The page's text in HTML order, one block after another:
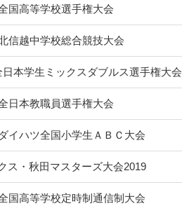
国高等学校選手権大会
信越中学校総合競技大会
日本学生ミックスダブルス選手権大会
日本教職員選手権大会
イハツ全国小学生ＡＢＣ大会
ス・秋田マスターズ大会2019
国高等学校定時制通信制大会